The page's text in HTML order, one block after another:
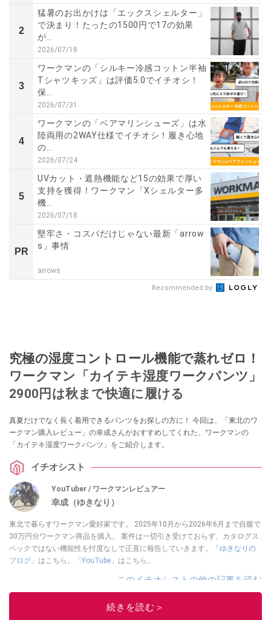
2
猛暑のお出かけは「エックスシェルター」
で決まり！たったの1500円で17の効果
が...
2026/07/18
3
ワークマンの「シルキー冷感コットン半袖
Tシャツキッズ」は評価5.0でイチオシ！
保...
2026/07/31
4
ワークマンの「ベアマリンシューズ」は水
陸両用の2WAY仕様でイチオシ！履き心地
の...
2026/07/24
5
UVカット・遮熱機能など15の効果で厚い
支持を獲得！ワークマン「Xシェルター多
機...
2026/07/18
PR
堅牢さ・コスパだけじゃない最新「arrow
s」事情
arrows
Recommended by
究極の湿度コントロール機能で蒸れゼロ！
ワークマン「カイテキ湿度ワークパンツ」
2900円は秋まで快適に履ける
真夏だけでなく長く着用できるパンツをお探しの方に！ 今回は、「東北のワ
ークマン購入レビュー」の幸成さんがおすすめしてくれた、ワークマンの
「カイテキ湿度ワークパンツ」をご紹介します。
イチオシスト
YouTuber / ワークマンレビュアー
幸成（ゆきなり）
東北で暮らすワークマン愛好家です。 2025年10月から2026年6月まで自腹で
30万円分ワークマン商品を購入。 案件は一切引き受けておらず、カタログス
ペックではない機能性を忖度なしで正直に報告していきます。「ゆきなりの
ブログ 」はこちら。「YouTube 」はこちら。
このイチオシストの他の記事を読む
続きを読む＞